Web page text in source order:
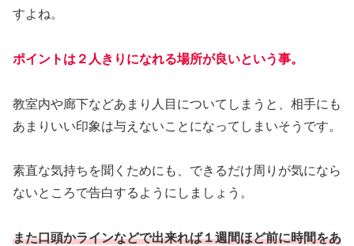
すよね。
ポイントは２人きりになれる場所が良いという事。
教室内や廊下などあまり人目についてしまうと、相手にも
あまりいい印象は与えないことになってしまいそうです。
素直な気持ちを聞くためにも、できるだけ周りが気になら
ないところで告白するようにしましょう。
また口頭かラインなどで出来れば１週間ほど前に時間をあ